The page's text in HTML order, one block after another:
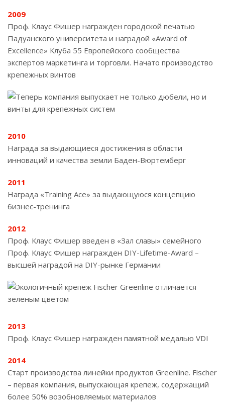
2009
Проф. Клаус Фишер награжден городской печатью
Падуанского университета и наградой «Award of
Excellence» Клуба 55 Европейского сообщества
экспертов маркетинга и торговли. Начато производство
крепежных винтов
2010
Награда за выдающиеся достижения в области
инноваций и качества земли Баден-Вюртемберг
2011
Награда «Training Ace» за выдающуюся концепцию
бизнес-тренинга
2012
Проф. Клаус Фишер введен в «Зал славы» семейного
Проф. Клаус Фишер награжден DIY-Lifetime-Award –
высшей наградой на DIY-рынке Германии
2013
Проф. Клаус Фишер награжден памятной медалью VDI
2014
Старт производства линейки продуктов Greenline. Fischer
– первая компания, выпускающая крепеж, содержащий
более 50% возобновляемых материалов